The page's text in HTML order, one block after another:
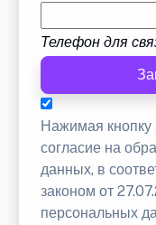
Телефон для
Нажимая кнопку
согласие на
данных, в
законом от
персональных